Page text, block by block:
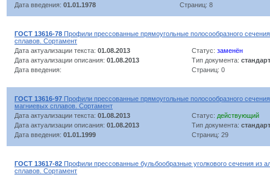
Дата введения: 01.01.1978 Страниц: 8
ГОСТ 13616-78 Профили прессованные прямоугольные полосообразного
сплавов. Сортамент
Дата актуализации текста: 01.08.2013 Статус: заменён
Дата актуализации описания: 01.08.2013 Тип документа: стандарт
Дата введения:
Страниц: 0
ГОСТ 13616-97 Профили прессованные прямоугольные полосообразного
магниевых сплавов. Сортамент
Дата актуализации текста: 01.08.2013 Статус: действующий
Дата актуализации описания: 01.08.2013 Тип документа: стандарт
Дата введения: 01.01.1999 Страниц: 29
ГОСТ 13617-82 Профили прессованные бульбообразные уголкового сечения из
сплавов. Сортамент